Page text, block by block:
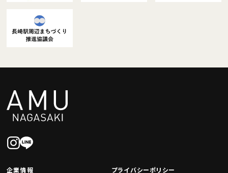
企業情報 プライバシーポリシー